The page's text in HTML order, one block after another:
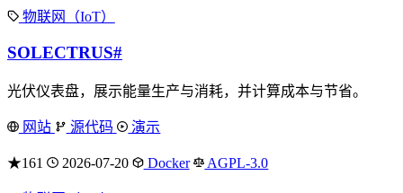
物联网（IoT）
SOLECTRUS#
光伏仪表盘，展示能量生产与消耗，并计算成本与节省。
网站 源代码 演示
★161 2026-07-20 Docker AGPL-3.0